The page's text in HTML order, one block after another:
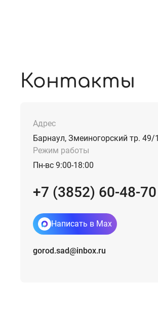
Контакты
Адрес
Барнаул, Змеиногорский тр. 49/1
Режим работы
Пн-вс 9:00-18:00
+7 (3852) 60-48-70
Написать в Max
gorod.sad@inbox.ru